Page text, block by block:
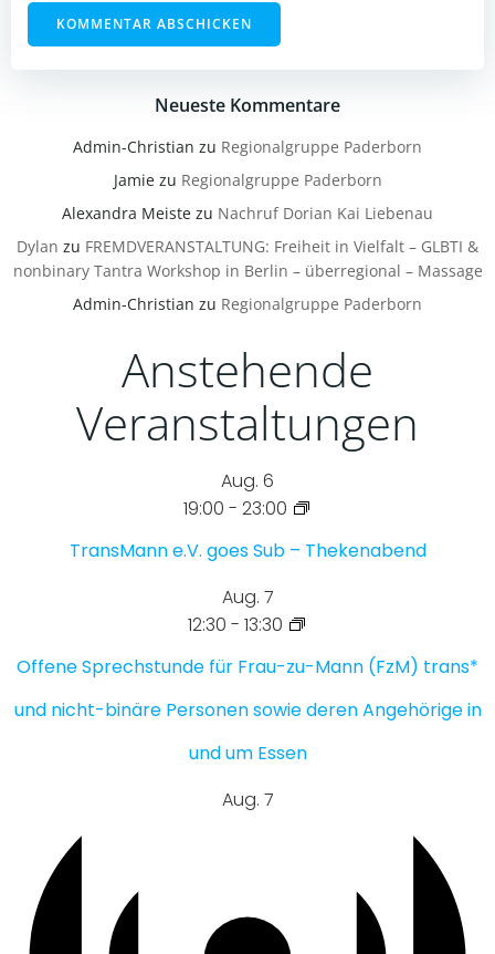
Neueste Kommentare
Admin-Christian zu Regionalgruppe Paderborn
Jamiezu Regionalgruppe Paderborn
Alexandra Meiste zu Nachruf Dorian Kai Liebenau
Dylan zu FREMDVERANSTALTUNG: Freiheit in Vielfalt – GLBTI &
nonbinary Tantra Workshop in Berlin – überregional – Massage
Admin-Christian zu Regionalgruppe Paderborn
Anstehende
Veranstaltungen
Aug. 6
19:00 - 23:00
TransMann e.V. goes Sub – Thekenabend
Aug. 7
12:30 - 13:30
Offene Sprechstunde für Frau-zu-Mann (FzM) trans*
und nicht-binäre Personen sowie deren Angehörige in
und um Essen
Aug. 7